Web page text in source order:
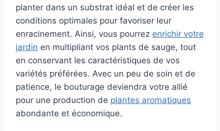
planter dans un substrat idéal et de créer les
conditions optimales pour favoriser leur
enracinement. Ainsi, vous pourrez enrichir votre
jardin en multipliant vos plants de sauge, tout
en conservant les caractéristiques de vos
variétés préférées. Avec un peu de soin et de
patience, le bouturage deviendra votre allié
pour une production de plantes aromatiques
abondante et économique.